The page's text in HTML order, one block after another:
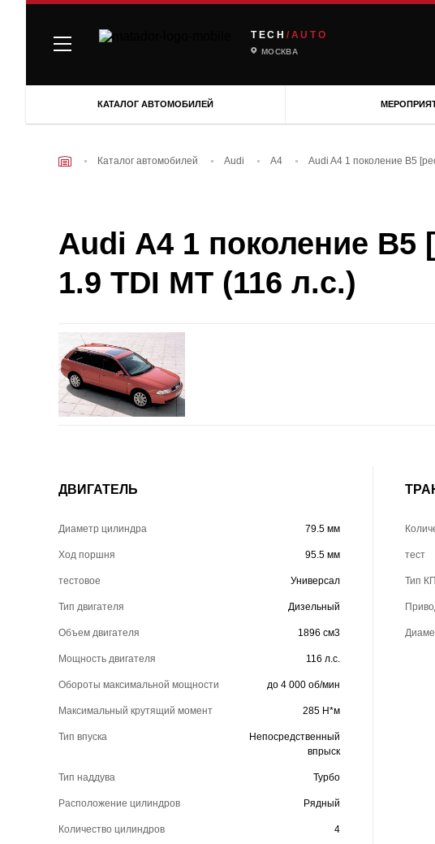
TECH /AUTO
МОСКВА
КАТАЛОГ АВТОМОБИЛЕЙ
Каталог автомобилей Audi A4 Audi A4 1 поколение B5
Audi A4 1 поколение B5
1.9 TDI MT (116 л.с.)
ДВИГАТЕЛЬ
Диаметр цилиндра 79.5 мм
Ход поршня 95.5 мм
тестовое Универсал
Тип двигателя Дизельный
Объем двигателя 1896 см3
Мощность двигателя 116 л.с.
Обороты максимальной мощности до 4 000 об/мин
Максимальный крутящий момент 285 Н*м
Тип впуска
Непосредственный
впрыск
Тип наддува Турбо
Расположение цилиндров Рядный
Количество цилиндров 4
тест
Тип